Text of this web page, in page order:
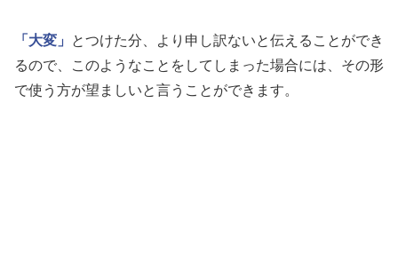
「大変」
とつけた分、より申し訳ないと伝えることができ
るので、このようなことをしてしまった場合には、その形
で使う方が望ましいと言うことができます。